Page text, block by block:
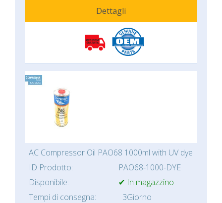
Dettagli
AC Compressor Oil PAO68 1000ml with UV dye
ID Prodotto:
PAO68-1000-DYE
Disponibile:
✔ In magazzino
Tempi di consegna:
3Giorno